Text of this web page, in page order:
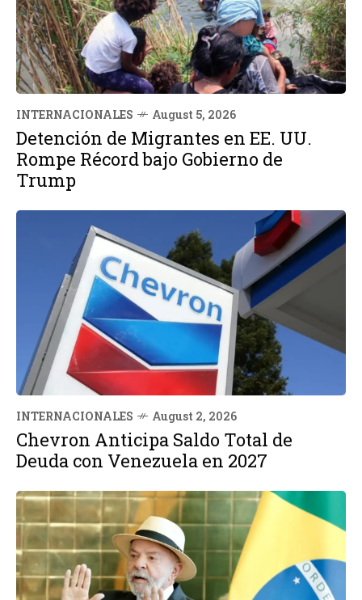
INTERNACIONALES August 5, 2026
Detención de Migrantes en EE. UU.
Rompe Récord bajo Gobierno de
Trump
INTERNACIONALES August 2, 2026
Chevron Anticipa Saldo Total de
Deuda con Venezuela en 2027